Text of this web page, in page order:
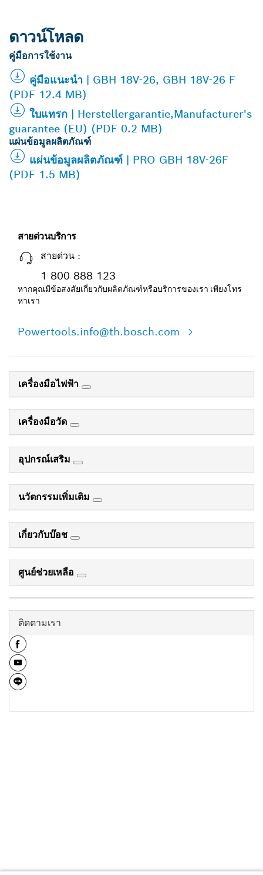
ดาวน์โหลด
คู่มือการใช้งาน
คู่มือแนะนำ | GBH 18V-26, GBH 18V-26 F
(PDF 12.4 MB)
ใบแทรก | Herstellergarantie,Manufacturer's
guarantee (EU) (PDF 0.2 MB)
แผ่นข้อมูลผลิตภัณฑ์
แผ่นข้อมูลผลิตภัณฑ์ | PRO GBH 18V-26F
(PDF 1.5 MB)
สายด่วนบริการ
สายด่วน :
1 800 888 123
หากคุณมีข้อสงสัยเกี่ยวกับผลิตภัณฑ์หรือบริการของเรา เพียงโทร
หาเรา
Powertools.info@th.bosch.com
เครื่องมือไฟฟ้า
เครื่องมือวัด
อุปกรณ์เสริม
นวัตกรรมเพิ่มเติม
เกี่ยวกับบ๊อช
ศูนย์ช่วยเหลือ
ติดตามเรา